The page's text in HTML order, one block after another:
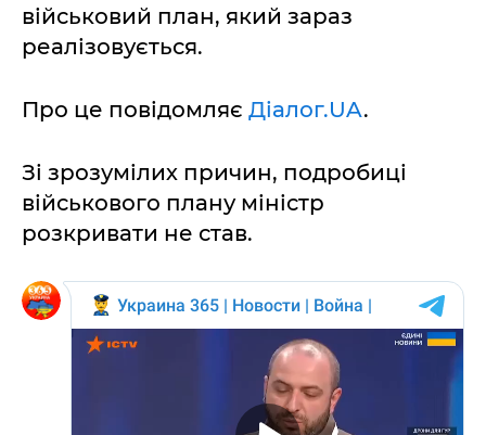
військовий план, який зараз
реалізовується.
Про це повідомляє Діалог.UA.
Зі зрозумілих причин, подробиці
військового плану міністр
розкривати не став.